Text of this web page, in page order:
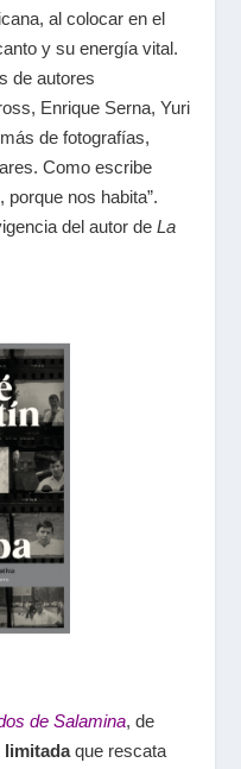
al colocar en el
y su energía vital.
de autores
Enrique Serna, Yuri
de fotografías,
Como escribe
porque nos habita”.
del autor de La
de Salamina, de
limitadaque rescata